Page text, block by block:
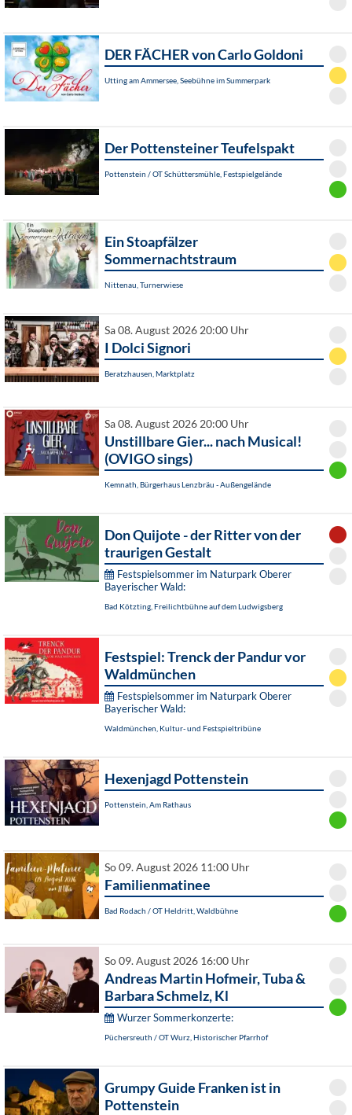
DER FÄCHER von Carlo Goldoni
Utting am Ammersee, Seebühne im Summerpark
Der Pottensteiner Teufelspakt
Pottenstein / OT Schüttersmühle, Festspielgelände
Ein Stoapfälzer
Sommernachtstraum
Nittenau, Turnerwiese
Sa 08. August 2026 20:00 Uhr
I Dolci Signori
Beratzhausen, Marktplatz
Sa 08. August 2026 20:00 Uhr
Unstillbare Gier... nach Musical!
(OVIGO sings)
Kemnath, Bürgerhaus Lenzbräu - Außengelände
Don Quijote - der Ritter von der
traurigen Gestalt
Festspielsommer im Naturpark Oberer
Bayerischer Wald:
Bad Kötzting, Freilichtbühne auf dem Ludwigsberg
Festspiel: Trenck der Pandur vor
Waldmünchen
Festspielsommer im Naturpark Oberer
Bayerischer Wald:
Waldmünchen, Kultur- und Festspieltribüne
Hexenjagd Pottenstein
Pottenstein, Am Rathaus
So 09. August 2026 11:00 Uhr
Familienmatinee
Bad Rodach / OT Heldritt, Waldbühne
So 09. August 2026 16:00 Uhr
Andreas Martin Hofmeir, Tuba &
Barbara Schmelz, Kl
Wurzer Sommerkonzerte:
Püchersreuth / OT Wurz, Historischer Pfarrhof
Grumpy Guide Franken ist in
Pottenstein